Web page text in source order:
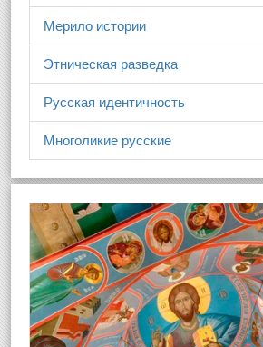
Мерило истории
Этническая разведка
Русская идентичность
Многоликие русские